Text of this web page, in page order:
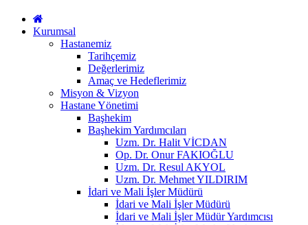
Kurumsal
Hastanemiz
Tarihçemiz
Değerlerimiz
Amaç ve Hedeflerimiz
Misyon & Vizyon
Hastane Yönetimi
Başhekim
Başhekim Yardımcıları
Uzm. Dr. Halit VİCDAN
Op. Dr. Onur FAKIOĞLU
Uzm. Dr. Resul AKYOL
Uzm. Dr. Mehmet YILDIRIM
İdari ve Mali İşler Müdürü
İdari ve Mali İşler Müdürü
İdari ve Mali İşler Müdür Yardımcısı